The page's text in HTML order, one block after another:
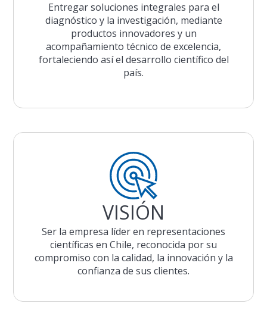
Entregar soluciones integrales para el
diagnóstico y la investigación, mediante
productos innovadores y un
acompañamiento técnico de excelencia,
fortaleciendo así el desarrollo científico del
país.
VISIÓN
Ser la empresa líder en representaciones
científicas en Chile, reconocida por su
compromiso con la calidad, la innovación y la
confianza de sus clientes.